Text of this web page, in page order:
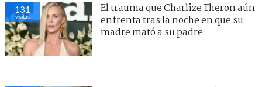
131
visitas
El trauma que Charlize Theron aún
enfrenta tras la noche en que su
madre mató a su padre